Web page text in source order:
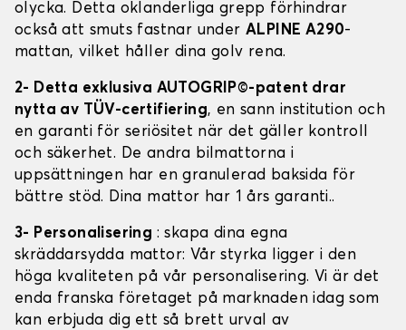
olycka. Detta oklanderliga grepp förhindrar
också att smuts fastnar under ALPINE A290-
mattan, vilket håller dina golv rena.
2- Detta exklusiva AUTOGRIP©-patent drar
nytta av TÜV-certifiering, en sann institution och
en garanti för seriösitet när det gäller kontroll
och säkerhet. De andra bilmattorna i
uppsättningen har en granulerad baksida för
bättre stöd. Dina mattor har 1 års garanti..
3- Personalisering : skapa dina egna
skräddarsydda mattor: Vår styrka ligger i den
höga kvaliteten på vår personalisering. Vi är det
enda franska företaget på marknaden idag som
kan erbjuda dig ett så brett urval av